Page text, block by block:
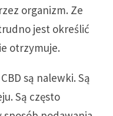
organizm. Ze
jest określić
otrzymuje.
są nalewki. Są
Są często